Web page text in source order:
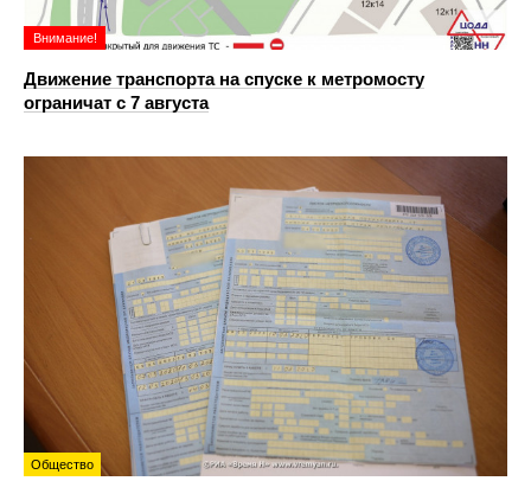
Внимание!
Движение транспорта на спуске к метромосту
ограничат с 7 августа
Общество